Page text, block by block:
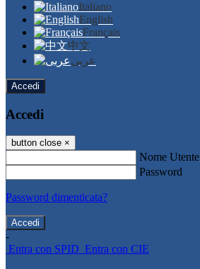
Italiano
English
Français
中文
عربى
Accedi
Accedi
button close ×
Nome Utente
Password
Password dimenticata?
-
Entra con SPID Entra con CIE